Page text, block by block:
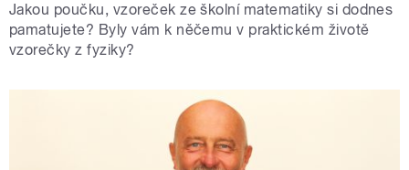
Jakou poučku, vzoreček ze školní matematiky si dodnes
pamatujete? Byly vám k něčemu v praktickém životě
vzorečky z fyziky?